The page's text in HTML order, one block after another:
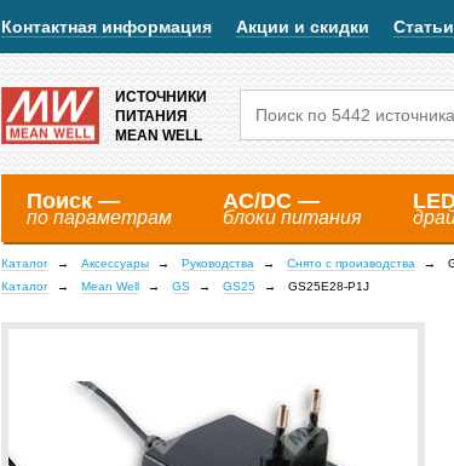
Контактная информация Акции и скидки Статьи
ИСТОЧНИКИ
ПИТАНИЯ
MEAN WELL
Поиск —
по параметрам
AC/DC —
блоки питания
Каталог Аксессуары Руководства Снято с производства
Каталог
Mean Well GS GS25 GS25E28-P1J